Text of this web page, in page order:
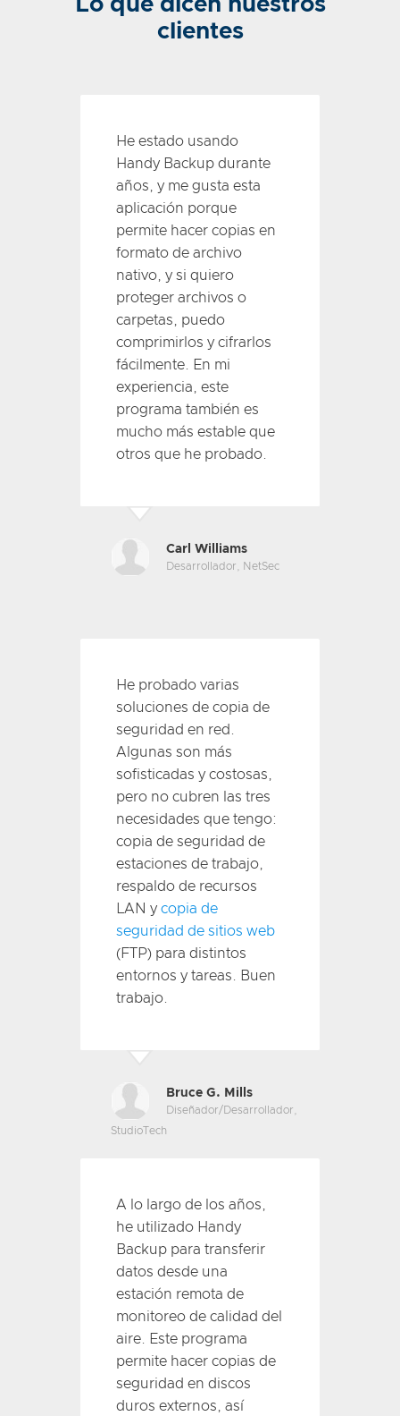
Lo que dicen nuestros
clientes
He estado usando
Handy Backup durante
años, y me gusta esta
aplicación porque
permite hacer copias en
formato de archivo
nativo, y si quiero
proteger archivos o
carpetas, puedo
comprimirlos y cifrarlos
fácilmente. En mi
experiencia, este
programa también es
mucho más estable que
otros que he probado.
Carl Williams
Desarrollador, NetSec
He probado varias
soluciones de copia de
seguridad en red.
Algunas son más
sofisticadas y costosas,
pero no cubren las tres
necesidades que tengo:
copia de seguridad de
estaciones de trabajo,
respaldo de recursos
LAN y copia de
seguridad de sitios web
(FTP) para distintos
entornos y tareas. Buen
trabajo.
Bruce G. Mills
Diseñador/Desarrollador,
StudioTech
A lo largo de los años,
he utilizado Handy
Backup para transferir
datos desde una
estación remota de
monitoreo de calidad del
aire. Este programa
permite hacer copias de
seguridad en discos
duros externos, así